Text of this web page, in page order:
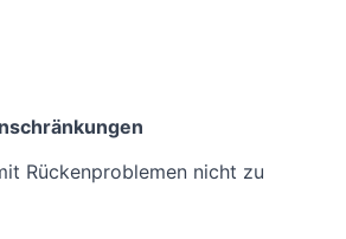
Rückenproblemen nicht zu